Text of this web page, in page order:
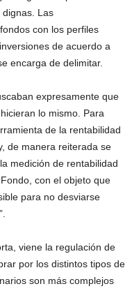
dignas. Las
con los perfiles
de acuerdo a
encarga de delimitar.
expresamente que
lo mismo. Para
de la rentabilidad
de manera reiterada se
medición de rentabilidad
con el objeto que
para no desviarse
viene la regulación de
por los distintos tipos de
son más complejos